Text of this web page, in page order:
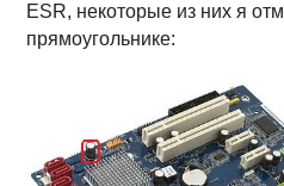
ESR, некоторые из них я
прямоугольнике: